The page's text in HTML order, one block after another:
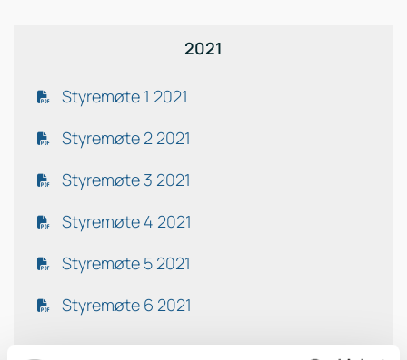
2021
Styremøte 1 2021
Styremøte 2 2021
Styremøte 3 2021
Styremøte 4 2021
Styremøte 5 2021
Styremøte 6 2021